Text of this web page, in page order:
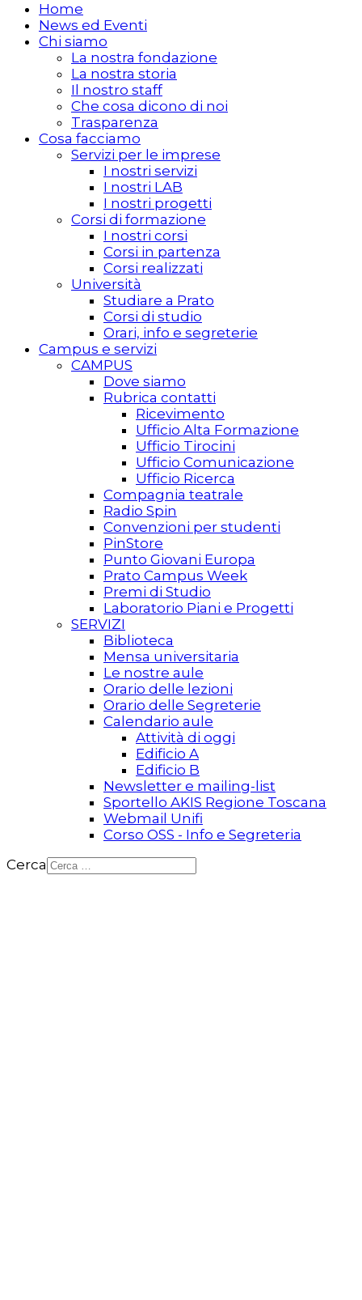
Home
News ed Eventi
Chi siamo
La nostra fondazione
La nostra storia
Il nostro staff
Che cosa dicono di noi
Trasparenza
Cosa facciamo
Servizi per le imprese
I nostri servizi
I nostri LAB
I nostri progetti
Corsi di formazione
I nostri corsi
Corsi in partenza
Corsi realizzati
Università
Studiare a Prato
Corsi di studio
Orari, info e segreterie
Campus e servizi
CAMPUS
Dove siamo
Rubrica contatti
Ricevimento
Ufficio Alta Formazione
Ufficio Tirocini
Ufficio Comunicazione
Ufficio Ricerca
Compagnia teatrale
Radio Spin
Convenzioni per studenti
PinStore
Punto Giovani Europa
Prato Campus Week
Premi di Studio
Laboratorio Piani e Progetti
SERVIZI
Biblioteca
Mensa universitaria
Le nostre aule
Orario delle lezioni
Orario delle Segreterie
Calendario aule
Attività di oggi
Edificio A
Edificio B
Newsletter e mailing-list
Sportello AKIS Regione Toscana
Webmail Unifi
Corso OSS - Info e Segreteria
Cerca